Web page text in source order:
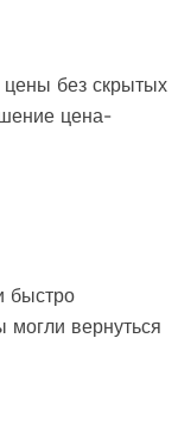
без скрытых
цена-
быстро
вернуться